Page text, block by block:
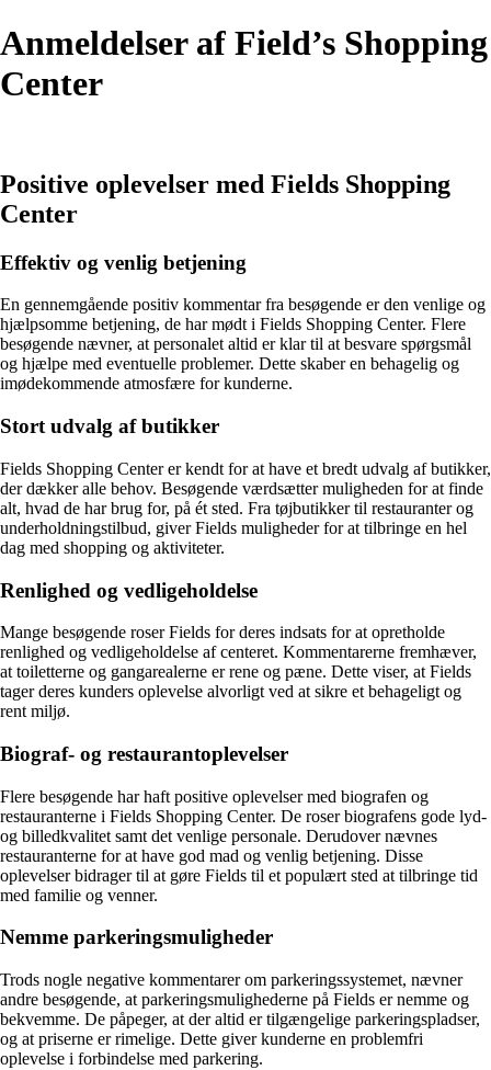
Anmeldelser af Field’s Shopping
Center
Positive oplevelser med Fields Shopping
Center
Effektiv og venlig betjening
En gennemgående positiv kommentar fra besøgende er den venlige og
hjælpsomme betjening, de har mødt i Fields Shopping Center. Flere
besøgende nævner, at personalet altid er klar til at besvare spørgsmål
og hjælpe med eventuelle problemer. Dette skaber en behagelig og
imødekommende atmosfære for kunderne.
Stort udvalg af butikker
Fields Shopping Center er kendt for at have et bredt udvalg af butikker,
der dækker alle behov. Besøgende værdsætter muligheden for at finde
alt, hvad de har brug for, på ét sted. Fra tøjbutikker til restauranter og
underholdningstilbud, giver Fields muligheder for at tilbringe en hel
dag med shopping og aktiviteter.
Renlighed og vedligeholdelse
Mange besøgende roser Fields for deres indsats for at opretholde
renlighed og vedligeholdelse af centeret. Kommentarerne fremhæver,
at toiletterne og gangarealerne er rene og pæne. Dette viser, at Fields
tager deres kunders oplevelse alvorligt ved at sikre et behageligt og
rent miljø.
Biograf- og restaurantoplevelser
Flere besøgende har haft positive oplevelser med biografen og
restauranterne i Fields Shopping Center. De roser biografens gode lyd-
og billedkvalitet samt det venlige personale. Derudover nævnes
restauranterne for at have god mad og venlig betjening. Disse
oplevelser bidrager til at gøre Fields til et populært sted at tilbringe tid
med familie og venner.
Nemme parkeringsmuligheder
Trods nogle negative kommentarer om parkeringssystemet, nævner
andre besøgende, at parkeringsmulighederne på Fields er nemme og
bekvemme. De påpeger, at der altid er tilgængelige parkeringspladser,
og at priserne er rimelige. Dette giver kunderne en problemfri
oplevelse i forbindelse med parkering.